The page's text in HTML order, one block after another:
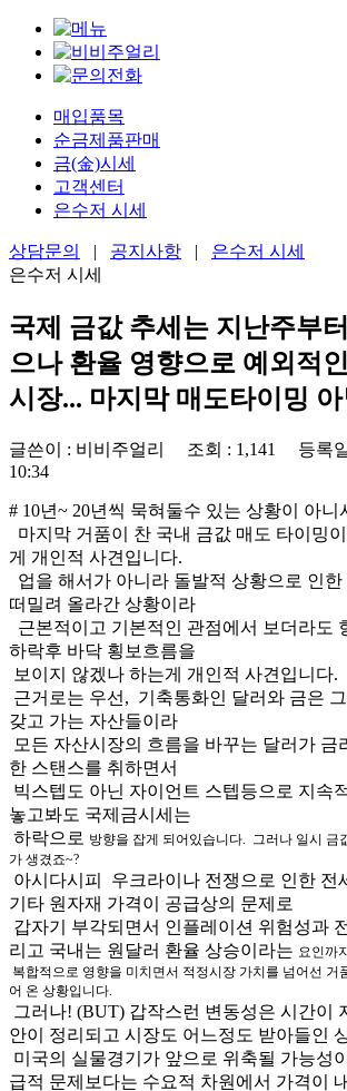
매입품목
순금제품판매
금(金)시세
고객센터
은수저 시세
상담문의 | 공지사항 | 은수저 시세
은수저 시세
국제 금값 추세는 지난주부
으나 환율 영향으로 예외적
시장... 마지막 매도타이밍
글쓴이 : 비비주얼리 조회 : 1,141 등록
10:34
# 10년~ 20년씩 묵혀둘수 있는 상황이 아니
마지막 거품이 찬 국내 금값 매도 타이밍
게 개인적 사견입니다.
업을 해서가 아니라 돌발적 상황으로 인한
떠밀려 올라간 상황이라
근본적이고 기본적인 관점에서 보더라도
하락후 바닥 횡보흐름을
보이지 않겠나 하는게 개인적 사견입니다.
근거로는 우선, 기축통화인 달러와 금은
갖고 가는 자산들이라
모든 자산시장의 흐름을 바꾸는 달러가 금
한 스탠스를 취하면서
빅스텝도 아닌 자이언트 스텝등으로 지속
놓고봐도 국제금시세는
하락으로 방향을 잡게 되어있습니다. 그러나 일시 금
가 생겼죠~?
아시다시피 우크라이나 전쟁으로 인한 전
기타 원자재 가격이 공급상의 문제로
갑자기 부각되면서 인플레이션 위험성과
리고 국내는 원달러 환율 상승이라는 요인까
복합적으로 영향을 미치면서 적정시장 가치를 넘어선 거
어 온 상황입니다.
그러나! (BUT) 갑작스런 변동성은 시간이
안이 정리되고 시장도 어느정도 받아들인
미국의 실물경기가 앞으로 위축될 가능성
급적 문제보다는 수요적 차원에서 가격이